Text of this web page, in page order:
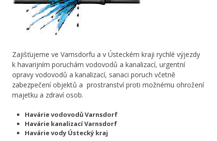
Zajišťujeme ve Varnsdorfu a v Ústeckém kraji rychlé výjezdy
k havarijním poruchám vodovodů a kanalizací, urgentní
opravy vodovodů a kanalizací, sanaci poruch včetně
zabezpečení objektů a prostranství proti možnému ohrožení
majetku a zdraví osob.
Havárie vodovodů Varnsdorf
Havárie kanalizací Varnsdorf
Havárie vody Ústecký kraj